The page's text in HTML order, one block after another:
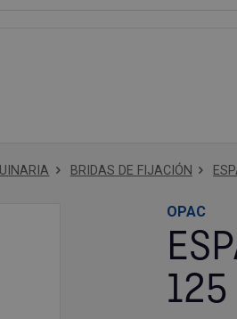
BRIDAS DE FIJACIÓN
OPAC
125